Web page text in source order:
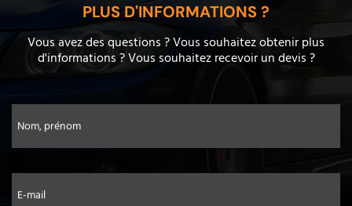
PLUS D'INFORMATIONS ?
Vous avez des questions ? Vous souhaitez obtenir plus
d'informations ? Vous souhaitez recevoir un devis ?
Nom, prénom
E-mail